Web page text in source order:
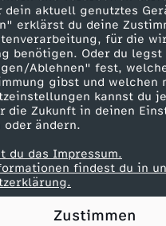
aktuell genutztes
erklärst du deine
für die
benötigen. Oder du legst
Ablehnen" fest,
gibst und welchen
kannst du
die Zukunft in deinen
ändern.
du das Impressum.
findest du in
Zustimmen